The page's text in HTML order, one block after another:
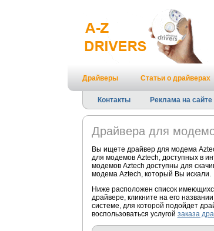
Драйверы Статьи о драйверах
Контакты Реклама на сайте
Драйвера для
Вы ищете драйвер для модема
для модемов Aztech, доступных в
модемов Aztech доступны для
модема Aztech, который Вы искали.
Ниже расположен список
драйвере, кликните на его
системе, для которой подойдет
воспользоваться услугой заказа